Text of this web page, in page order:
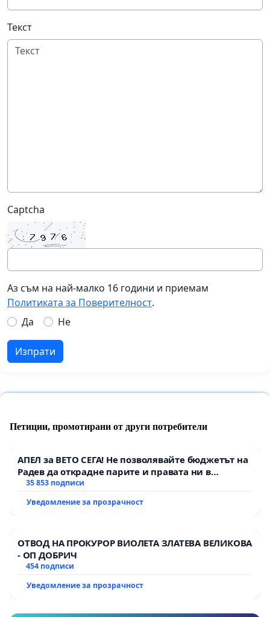
Текст
Captcha
Аз съм на най-малко 16 години и приемам
Политиката за Поверителност.
Да
Не
Изпрати
Петиции, промотирани от други потребители
АПЕЛ за ВЕТО СЕГА! Не позволявайте бюджетът на
Радев да открадне парите и правата ни в
тъмното
35 853 подписи
Уведомление за прозрачност
ОТВОД НА ПРОКУРОР ВИОЛЕТА ЗЛАТЕВА ВЕЛИКОВА
- ОП ДОБРИЧ
454 подписи
Уведомление за прозрачност